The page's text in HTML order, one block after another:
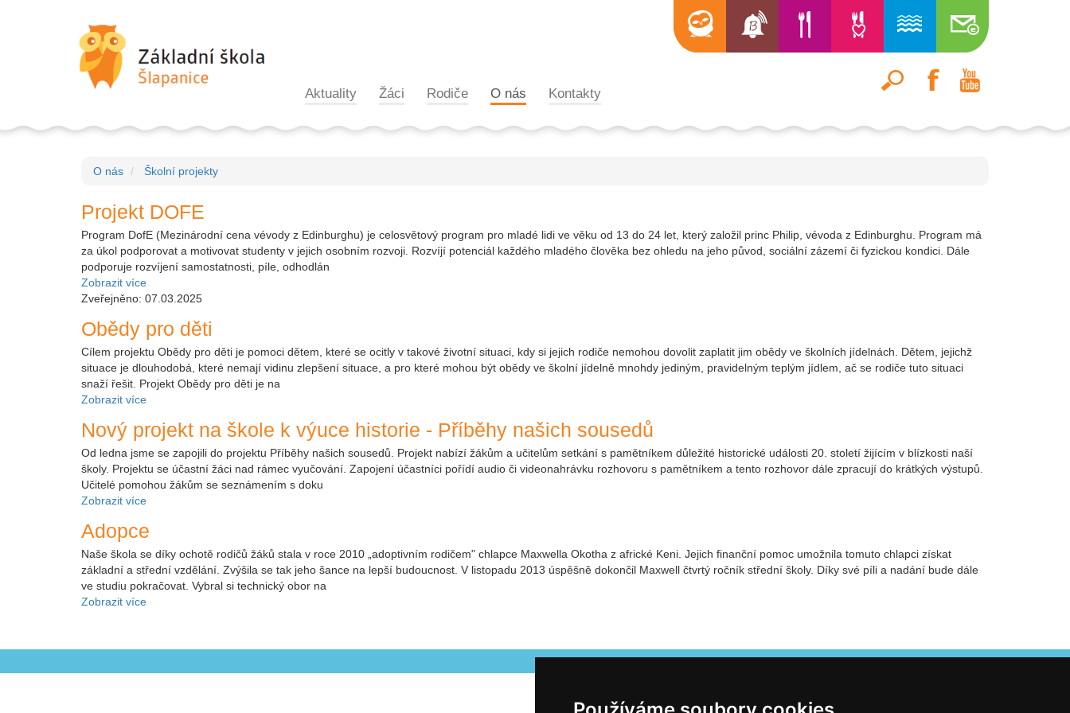
Aktuality Žáci Rodiče O nás Kontakty
O nás Školní projekty
Projekt DOFE
Program DofE (Mezinárodní cena vévody z Edinburghu) je celosvětový program pro mladé lidi ve věku od 13 do 24 let, který založil princ Philip, vévoda z Edinburghu. Program má
za úkol podporovat a motivovat studenty v jejich osobním rozvoji. Rozvíjí potenciál každého mladého člověka bez ohledu na jeho původ, sociální zázemí či fyzickou kondici. Dále
podporuje rozvíjení samostatnosti, píle, odhodlán
Zobrazit více
Zveřejněno: 07.03.2025
Obědy pro děti
Cílem projektu Obědy pro děti je pomoci dětem, které se ocitly v takové životní situaci, kdy si jejich rodiče nemohou dovolit zaplatit jim obědy ve školních jídelnách. Dětem, jejichž
situace je dlouhodobá, které nemají vidinu zlepšení situace, a pro které mohou být obědy ve školní jídelně mnohdy jediným, pravidelným teplým jídlem, ač se rodiče tuto situaci
snaží řešit. Projekt Obědy pro děti je na
Zobrazit více
Nový projekt na škole k výuce historie - Příběhy našich sousedů
Od ledna jsme se zapojili do projektu Příběhy našich sousedů. Projekt nabízí žákům a učitelům setkání s pamětníkem důležité historické události 20. století žijícím v blízkosti naší
školy. Projektu se účastní žáci nad rámec vyučování. Zapojení účastníci pořídí audio či videonahrávku rozhovoru s pamětníkem a tento rozhovor dále zpracují do krátkých výstupů.
Učitelé pomohou žákům se seznámením s doku
Zobrazit více
Adopce
Naše škola se díky ochotě rodičů žáků stala v roce 2010 „adoptivním rodičem" chlapce Maxwella Okotha z africké Keni. Jejich finanční pomoc umožnila tomuto chlapci získat
základní a střední vzdělání. Zvýšila se tak jeho šance na lepší budoucnost. V listopadu 2013 úspěšně dokončil Maxwell čtvrtý ročník střední školy. Díky své píli a nadání bude dále
ve studiu pokračovat. Vybral si technický obor na
Zobrazit více